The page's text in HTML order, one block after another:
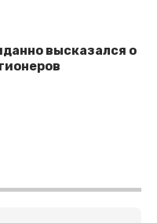
высказался о